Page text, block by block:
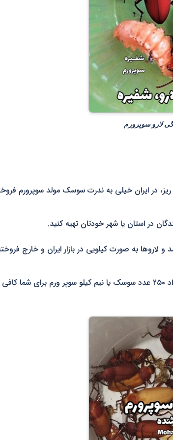
لارو سوپرورم
در ایران خیلی به ندرت سوسک مولد سوپرورم
در استان یا شهر خودتان تهیه کنید.
به صورت کیلویی در بازار ایران و خارج
اگر مبتدی هستید و برای تست نیاز دارید یا برای تحقیق و آزمایش تعداد ۲۵۰ عدد سوسک یا نیم کیلو سوپر ورم برای شما کافی